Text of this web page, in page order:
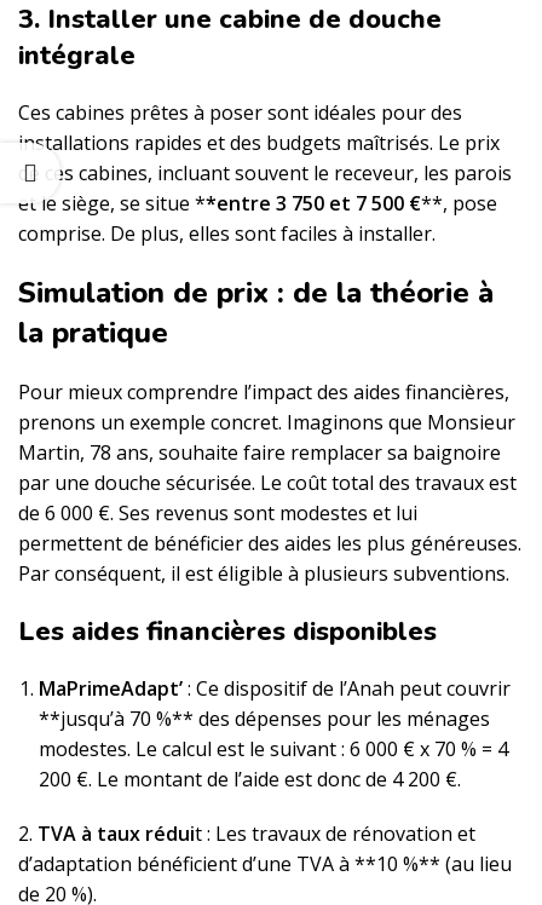
3. Installer une cabine de douche
intégrale
Ces cabines prêtes à poser sont idéales pour des
installations rapides et des budgets maîtrisés. Le prix
de ces cabines, incluant souvent le receveur, les parois
et le siège, se situe **entre 3 750 et 7 500 €**, pose
comprise. De plus, elles sont faciles à installer.
Simulation de prix : de la théorie à
la pratique
Pour mieux comprendre l’impact des aides financières,
prenons un exemple concret. Imaginons que Monsieur
Martin, 78 ans, souhaite faire remplacer sa baignoire
par une douche sécurisée. Le coût total des travaux est
de 6 000 €. Ses revenus sont modestes et lui
permettent de bénéficier des aides les plus généreuses.
Par conséquent, il est éligible à plusieurs subventions.
Les aides financières disponibles
MaPrimeAdapt’: Ce dispositif de l’Anah peut couvrir
**jusqu’à 70 %** des dépenses pour les ménages
modestes. Le calcul est le suivant : 6 000 € x 70 % = 4
200 €. Le montant de l’aide est donc de 4 200 €.
2. TVA à taux réduit : Les travaux de rénovation et
d’adaptation bénéficient d’une TVA à **10 %** (au lieu
de 20 %).